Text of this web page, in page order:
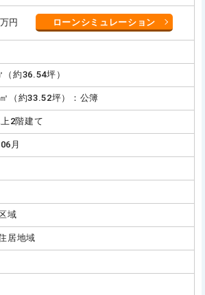
万円 ローンシミュレーション
（約36.54坪）
（約33.52坪）：公簿
2階建て
月
域
居地域